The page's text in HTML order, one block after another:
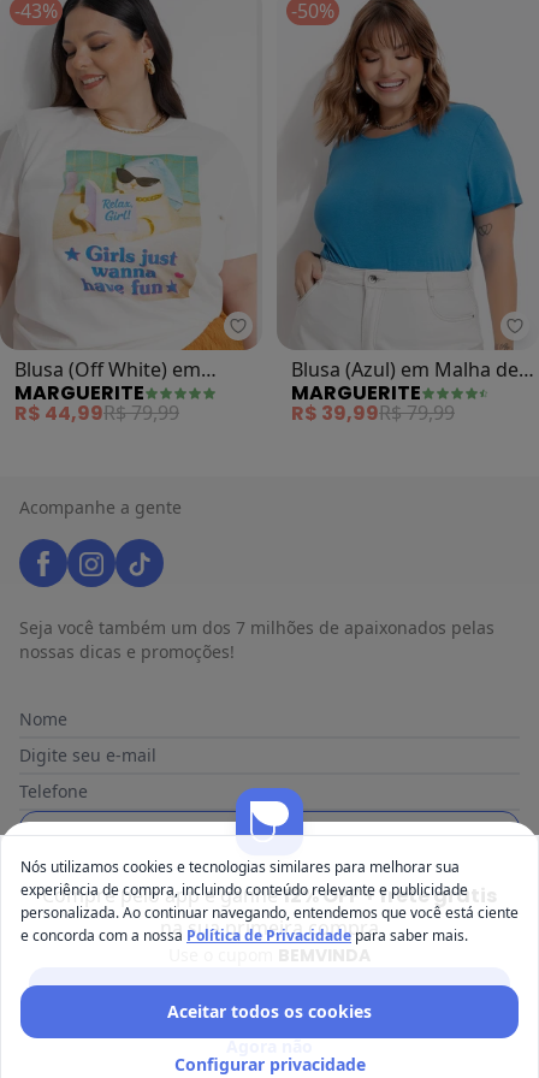
-43%
Marguerite - Blusa (Off White)
Blusa (Off White) em
Algodão Penteado
MARGUERITE
R$ 44,99R$ 79,99
-50%
Blusa (Azul) em Malha de
Viscose
MARGUERITE
R$ 39,99R$ 79,99
Acompanhe a gente
Seja você também um dos 7 milhões de apaixonados pelas
nossas dicas e promoções!
Nome
Digite seu e-mail
Telefone
Receber novidades
Ao enviar o cadastro, você concorda com a nossa Política de
Privacidade
Posthaus é uma marca da Posthaus Ltda / CNPJ:
Compre pelo app e ganhe12% OFF + frete grátis
na sua primeira compra
Baixar app Posthaus
Agora não
Nós utilizamos cookies e tecnologias similares para melhorar sua
experiência de compra, incluindo conteúdo relevante e publicidade
personalizada. Ao continuar navegando, entendemos que você está ciente
e concorda com a nossa Política de Privacidade para saber mais.
Aceitar todos os cookies
Configurar privacidade